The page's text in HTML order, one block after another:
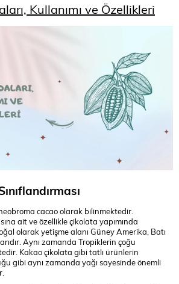
Kullanımı ve Özellikleri
cacao olarak bilinmektedir.
ait ve özellikle çikolata yapımında
olarak yetişme alanı Güney Amerika, Batı
Aynı zamanda Tropiklerin çoğu
Kakao çikolata gibi tatlı ürünlerin
gibi aynı zamanda yağı sayesinde önemli